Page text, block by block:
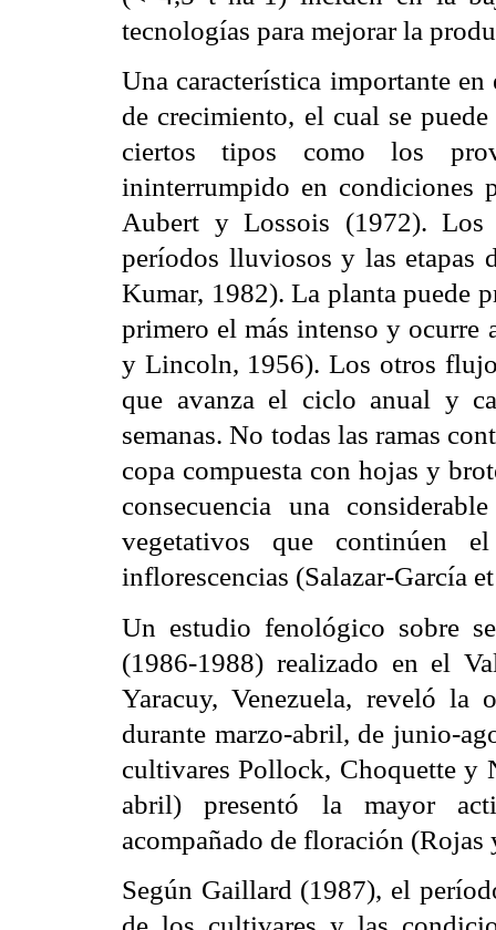
tecnologías para mejorar la
Una característica importante
de crecimiento, el cual se
ciertos tipos como los
ininterrumpido en condiciones
Aubert y Lossois (1972).
períodos lluviosos y las etapas
Kumar, 1982). La planta puede
primero el más intenso y ocurre
y Lincoln, 1956). Los otros
que avanza el ciclo anual y
semanas. No todas las ramas
copa compuesta con hojas y
consecuencia una
vegetativos que continúen
inflorescencias (Salazar-García
Un estudio fenológico sobre
(1986-1988) realizado en el
Yaracuy, Venezuela, reveló la
durante marzo-abril, de junio-
cultivares Pollock, Choquette y
abril) presentó la mayor
acompañado de floración
Según Gaillard (1987), el